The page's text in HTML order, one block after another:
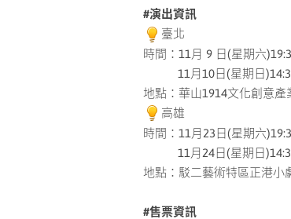
#演出資訊
臺北
時間：11月 9 日(星期六
11月10日(星期日
地點：華山1914文化創意
高雄
時間：11月23日(星期六
11月24日(星期日
地點：駁二藝術特區正港小
#售票資訊